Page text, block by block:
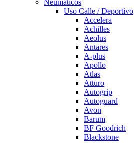
Neumáticos
Uso Calle / Deportivo
Accelera
Achilles
Aeolus
Antares
A-plus
Apollo
Atlas
Atturo
Autogrip
Autoguard
Avon
Barum
BF Goodrich
Blackstone